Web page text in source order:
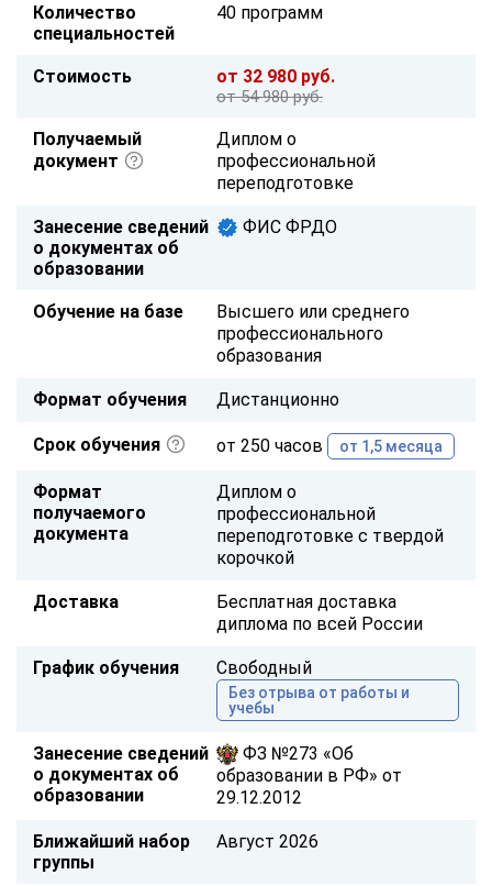
Количество
специальностей
40 программ
Стоимость от 32 980 руб.
от 54 980 руб.
Получаемый
документ
Диплом о
профессиональной
переподготовке
Занесение сведений
о документах об
образовании
ФИС ФРДО
Обучение на базе
Высшего или среднего
профессионального
образования
Формат обучения Дистанционно
Срок обучения от 250 часов от 1,5 месяца
Формат
получаемого
документа
Диплом о
профессиональной
переподготовке с твердой
корочкой
Доставка
Бесплатная доставка
диплома по всей России
График обучения Свободный
Без отрыва от работы и
учебы
Занесение сведений
о документах об
образовании
ФЗ №273 «Об
образовании в РФ» от
29.12.2012
Ближайший набор
группы
Август 2026